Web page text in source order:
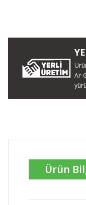
Ar-
Ürün